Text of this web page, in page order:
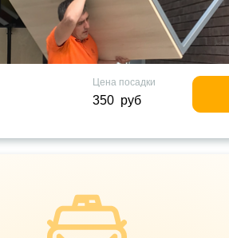
Цена посадки
350 руб